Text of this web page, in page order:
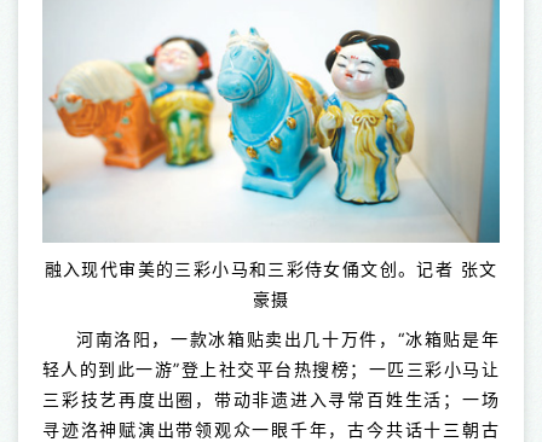
融入现代审美的三彩小马和三彩侍女俑文创。记者 张文
豪摄
河南洛阳，一款冰箱贴卖出几十万件，“冰箱贴是年
轻人的到此一游”登上社交平台热搜榜；一匹三彩小马让
三彩技艺再度出圈，带动非遗进入寻常百姓生活；一场
寻迹洛神赋演出带领观众一眼千年，古今共话十三朝古